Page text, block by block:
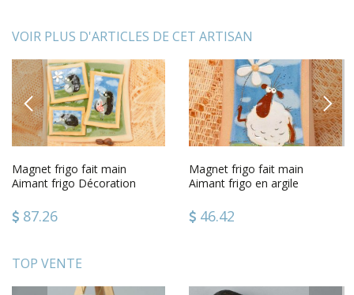
VOIR PLUS D'ARTICLES DE CET ARTISAN
PREVIOUS
Magnet frigo fait main
Aimant frigo Décoration
87.26
Magnet frigo fait main
Aimant frigo en argile
fleur46.42
NEXT
TOP VENTE